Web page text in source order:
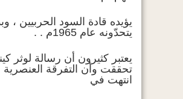
يؤيده قادة السود الحربيين ،
يتحدّونه عام 1965م . .
يعتبر كثيرون أن رسالة لوثر
تحققت وأن التفرقة العنصرية
انتهت في